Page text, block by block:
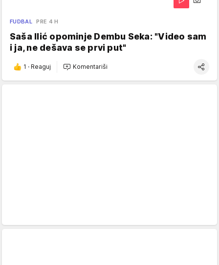
FUDBAL PRE 4 H
Saša Ilić opominje Dembu Seka: "Video sam
i ja, ne dešava se prvi put"
1 · Reaguj Komentariši